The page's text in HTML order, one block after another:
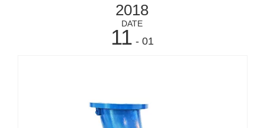
2018
DATE
11 - 01